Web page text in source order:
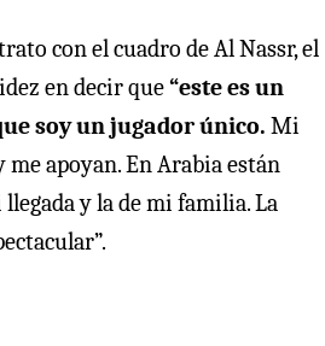
con el cuadro de Al Nassr, el
en decir que“este es un
soy un jugador único. Mi
apoyan. En Arabia están
y la de mi familia. La